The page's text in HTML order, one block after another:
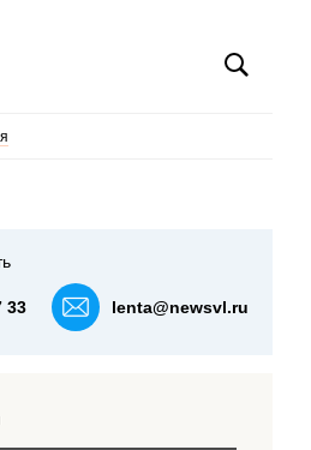
33 lenta@newsvl.ru